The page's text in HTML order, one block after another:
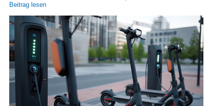
Beitrag lesen